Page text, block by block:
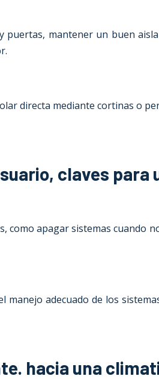
mantener un buen
directa mediante cortinas o
claves
como apagar sistemas
adecuado de los
hacia una